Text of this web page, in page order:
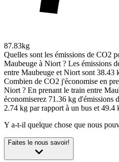
87.83kg
Quelles sont les émissions de CO2
Maubeuge à Niort ? Les émissions
entre Maubeuge et Niort sont 38.43
Combien de CO2 j'économise en
Niort ? En prenant le train entre
économiserez 71.36 kg d'émissions
2.74 kg par rapport à un bus et 49.4
Y a-t-il quelque chose que nous
Faites le nous savoir!